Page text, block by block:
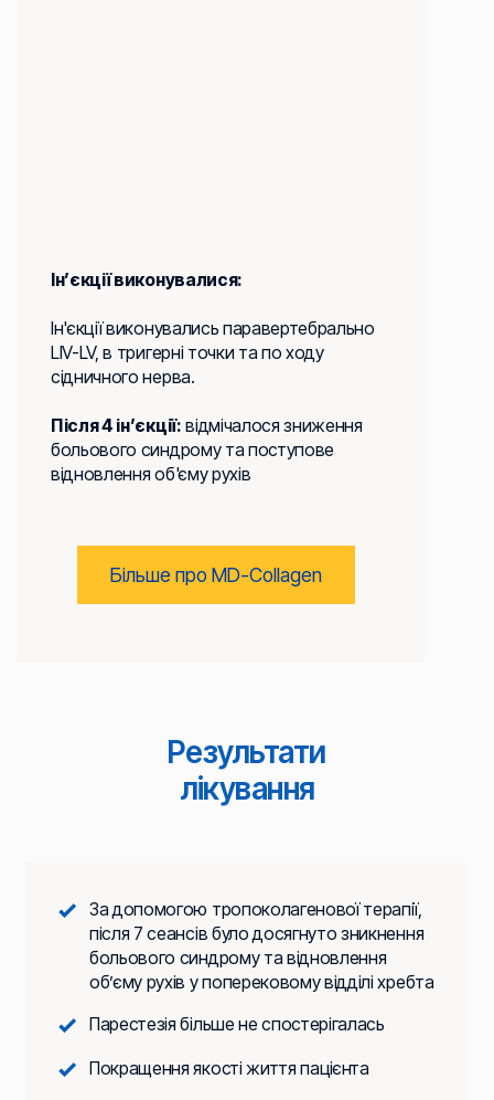
Ін’єкції виконувалися:
Ін'єкції виконувались паравертебрально
LIV-LV, в тригерні точки та по ходу
сідничного нерва.
Після 4 ін’єкції: відмічалося зниження
больового синдрому та поступове
відновлення об'єму рухів
Більше про MD-Collagen
Результати
лікування
За допомогою тропоколагенової терапії,
після 7 сеансів було досягнуто зникнення
больового синдрому та відновлення
об’єму рухів у поперековому відділі хребта
Парестезія більше не спостерігалась
Покращення якості життя пацієнта